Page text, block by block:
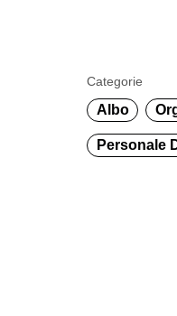
Categorie
Albo
Personale